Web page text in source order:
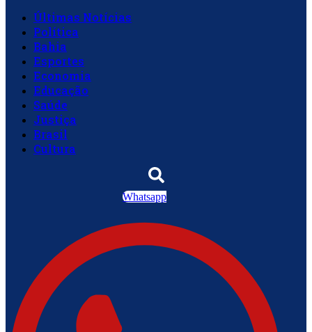
Últimas Notícias
Política
Bahia
Esportes
Economia
Educação
Saúde
Justiça
Brasil
Cultura
Whatsapp